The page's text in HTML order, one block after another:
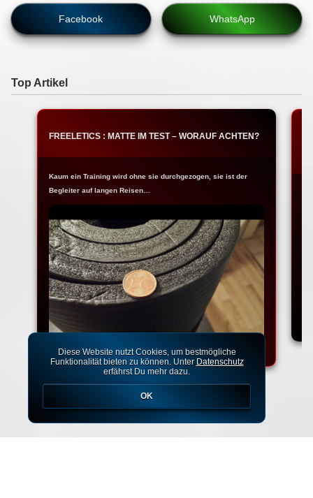
Facebook WhatsApp
Top Artikel
FREELETICS : MATTE IM TEST – WORAUF ACHTEN?
Kaum ein Training wird ohne sie durchgezogen, sie ist der
Begleiter auf langen Reisen…
Diese Website nutzt Cookies, um bestmögliche
Funktionalität bieten zu können. Unter Datenschutz
erfährst Du mehr dazu.
OK